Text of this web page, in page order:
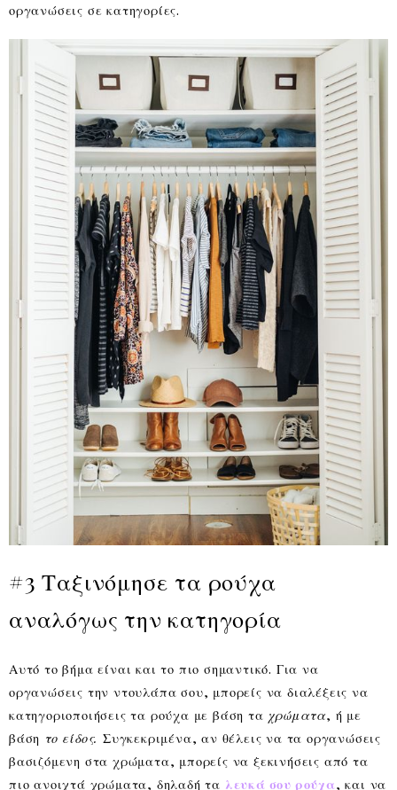
οργανώσεις σε κατηγορίες.
#3 Ταξινόμησε τα ρούχα
αναλόγως την κατηγορία
Αυτό το βήμα είναι και το πιο σημαντικό. Για να
οργανώσεις την ντουλάπα σου, μπορείς να διαλέξεις να
κατηγοριοποιήσεις τα ρούχα με βάση τα χρώματα, ή με
βάση το είδος. Συγκεκριμένα, αν θέλεις να τα οργανώσεις
βασιζόμενη στα χρώματα, μπορείς να ξεκινήσεις από τα
πιο ανοιχτά χρώματα, δηλαδή τα λευκά σου ρούχα, και να